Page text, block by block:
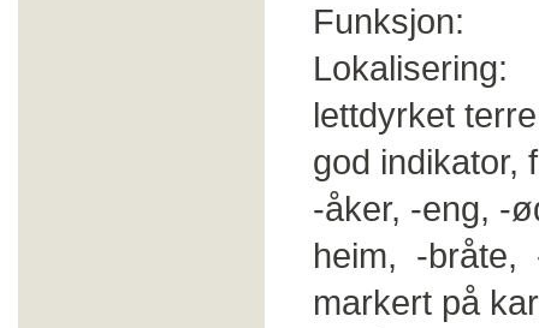
Funksjon:
Lokalisering:
lettdyrket
god indikator,
-åker, -eng, -
heim, -bråte,
markert på